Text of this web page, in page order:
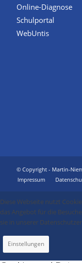
Online-Diagnose
Schulportal
WebUntis
© Copyright - Martin-
Impressum
Diese Webseite nutzt
das Angebot für die
sie in unserer
Einstellungen